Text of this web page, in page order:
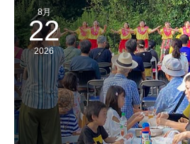
8月
22
2026